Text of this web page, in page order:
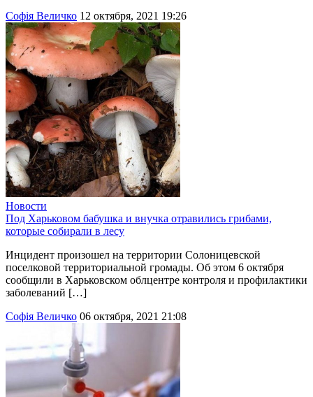
Софія Величко 12 октября, 2021 19:26
Новости
Под Харьковом бабушка и внучка отравились грибами,
которые собирали в лесу
Инцидент произошел на территории Солоницевской
поселковой территориальной громады. Об этом 6 октября
сообщили в Харьковском облцентре контроля и профилактики
заболеваний […]
Софія Величко 06 октября, 2021 21:08